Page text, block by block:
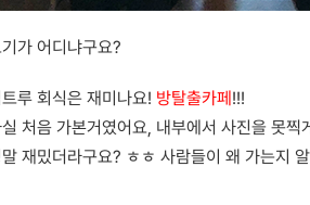
가 어디냐구요?
루 회식은 재미나요! 방탈출카페!!!
처음 가본거였어요, 내부에서 사진을 못찍
재밌더라구요? ㅎㅎ 사람들이 왜 가는지